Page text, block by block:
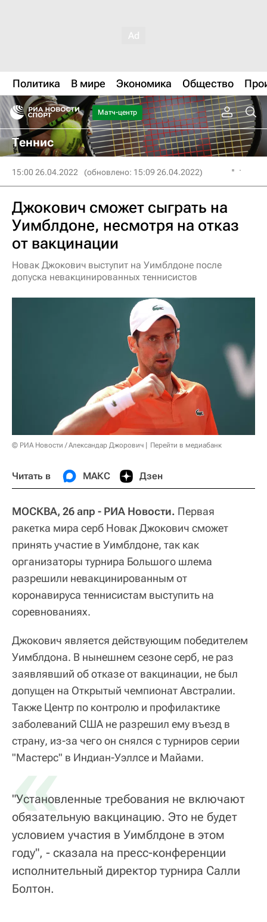
Политика В мире Экономика Общество
Матч-центр
Теннис
15:00 26.04.2022 (обновлено: 15:09 26.04.2022)
Джокович сможет сыграть на
Уимблдоне, несмотря на отказ
от вакцинации
Новак Джокович выступит на Уимблдоне после
допуска невакцинированных теннисистов
© РИА Новости / Александар Джорович Перейти в медиабанк
Читать в МАКС Дзен
МОСКВА, 26 апр - РИА Новости. Первая
ракетка мира серб Новак Джокович сможет
принять участие в Уимблдоне, так как
организаторы турнира Большого шлема
разрешили невакцинированным от
коронавируса теннисистам выступить на
соревнованиях.
Джокович является действующим победителем
Уимблдона. В нынешнем сезоне серб, не раз
заявлявший об отказе от вакцинации, не был
допущен на Открытый чемпионат Австралии.
Также Центр по контролю и профилактике
заболеваний США не разрешил ему въезд в
страну, из-за чего он снялся с турниров серии
"Мастерс" в Индиан-Уэллсе и Майами.
«
"Установленные требования не включают
обязательную вакцинацию. Это не будет
условием участия в Уимблдоне в этом
году", - сказала на пресс-конференции
исполнительный директор турнира Салли
Болтон.